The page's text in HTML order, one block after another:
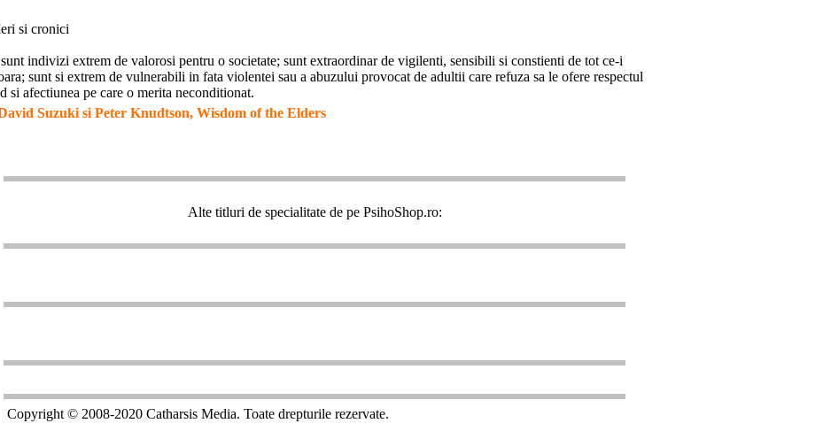
si cronici
indivizi extrem de valorosi pentru o societate; sunt extraordinar de vigilenti, sensibili si constienti de tot ce-i
sunt si extrem de vulnerabili in fata violentei sau a abuzului provocat de adultii care refuza sa le ofere respectul
si afectiunea pe care o merita neconditionat.
Suzuki si Peter Knudtson, Wisdom of the Elders
Alte titluri de specialitate de pe PsihoShop.ro:
Copyright © 2008-2020 Catharsis Media. Toate drepturile rezervate.